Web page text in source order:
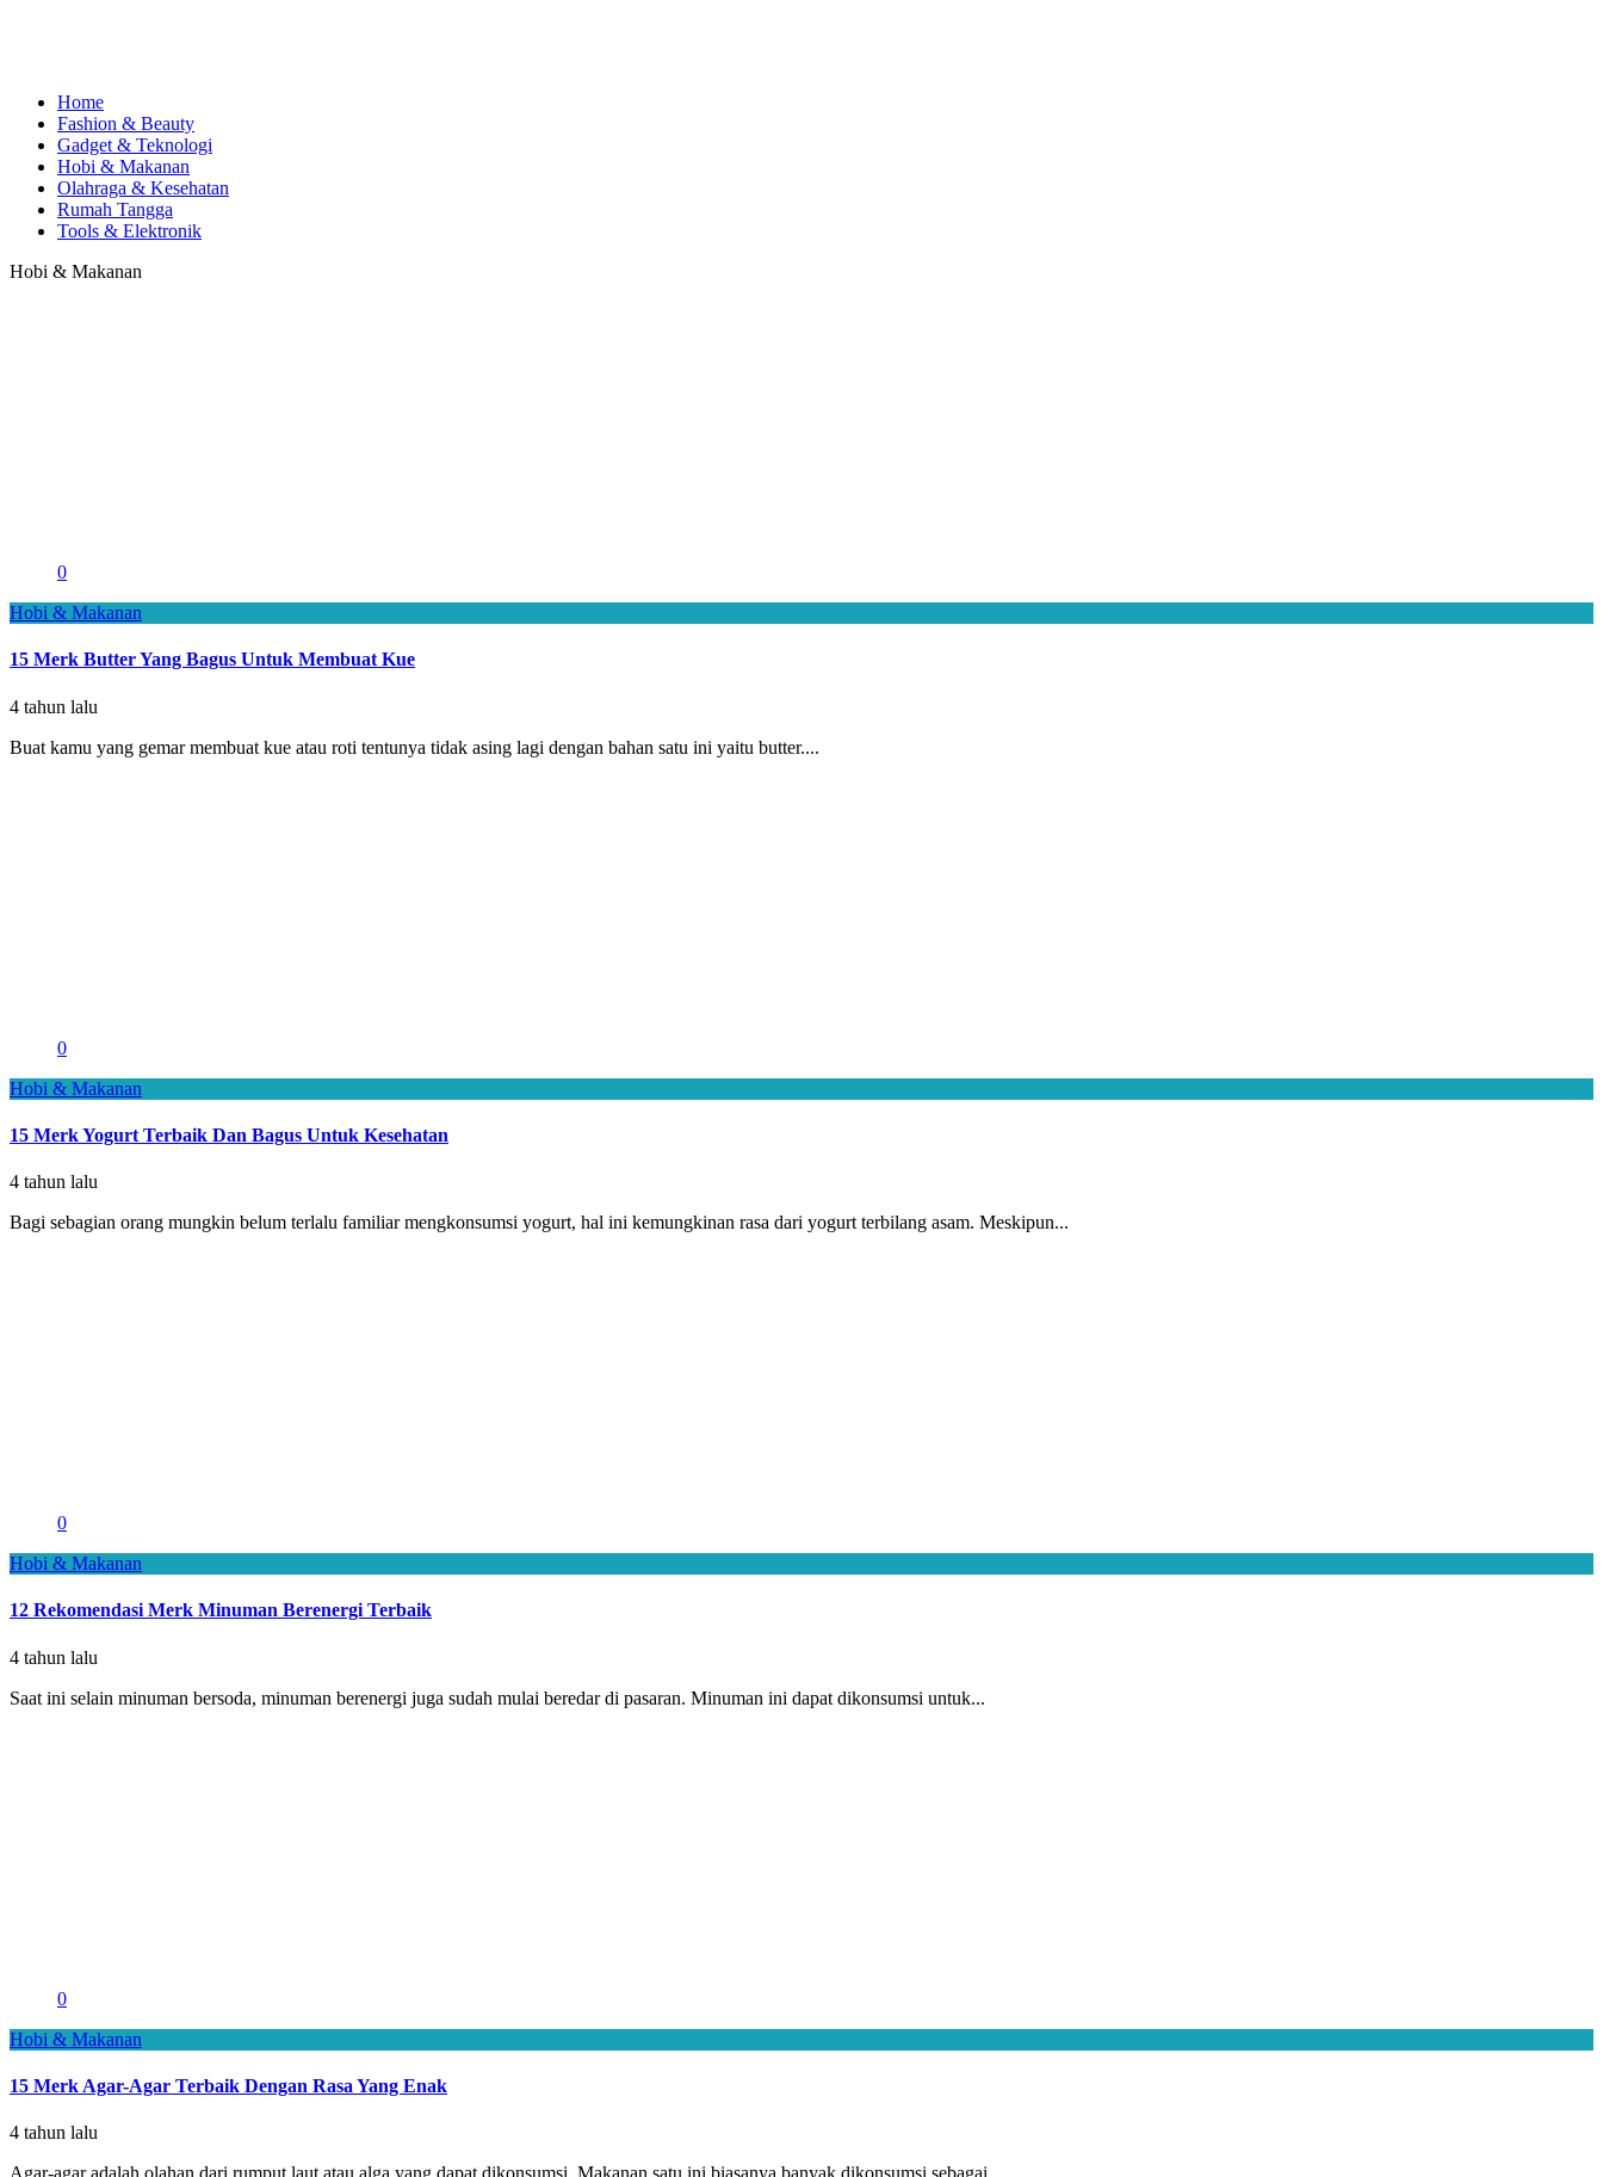
Home
Fashion & Beauty
Gadget & Teknologi
Hobi & Makanan
Olahraga & Kesehatan
Rumah Tangga
Tools & Elektronik
Hobi & Makanan
0
Hobi & Makanan
15 Merk Butter Yang Bagus Untuk Membuat Kue
4 tahun lalu
Buat kamu yang gemar membuat kue atau roti tentunya tidak asing lagi dengan bahan satu ini yaitu butter....
0
Hobi & Makanan
15 Merk Yogurt Terbaik Dan Bagus Untuk Kesehatan
4 tahun lalu
Bagi sebagian orang mungkin belum terlalu familiar mengkonsumsi yogurt, hal ini kemungkinan rasa dari yogurt terbilang asam. Meskipun...
0
Hobi & Makanan
12 Rekomendasi Merk Minuman Berenergi Terbaik
4 tahun lalu
Saat ini selain minuman bersoda, minuman berenergi juga sudah mulai beredar di pasaran. Minuman ini dapat dikonsumsi untuk...
0
Hobi & Makanan
15 Merk Agar-Agar Terbaik Dengan Rasa Yang Enak
4 tahun lalu